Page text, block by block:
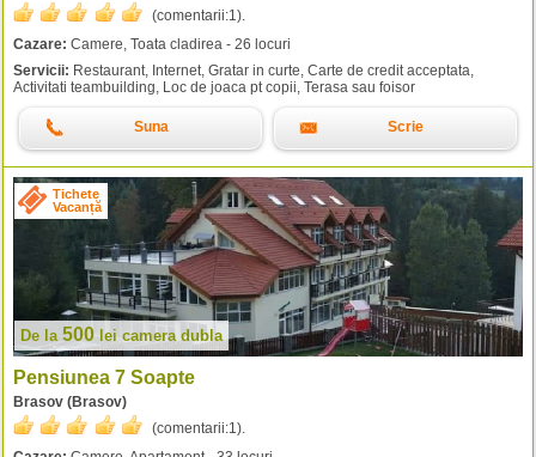
(comentarii:1).
Cazare: Camere, Toata cladirea - 26 locuri
Servicii: Restaurant, Internet, Gratar in curte, Carte de credit acceptata,
Activitati teambuilding, Loc de joaca pt copii, Terasa sau foisor
Suna Scrie
Tichete
Vacanță
De la 500 lei camera dubla
Pensiunea 7 Soapte
Brasov (Brasov)
(comentarii:1 ).